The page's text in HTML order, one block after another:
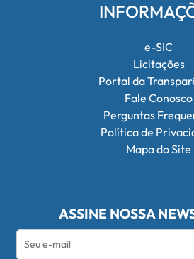
e-SIC
Licitações
Portal da
Fale Conosco
Perguntas
Política de
Mapa do Site
ASSINE NOSSA